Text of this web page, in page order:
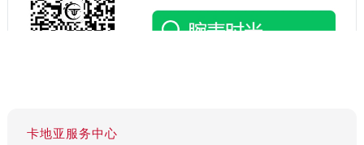
卡地亚服务中心